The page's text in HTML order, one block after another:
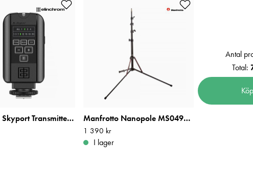
Elinchrom Skyport Transmitter Plus Manfrotto Nanopole MS0490A Belysningstativ
Pris:1 390 kr
1 390 kr
I lager
Antal
Total: